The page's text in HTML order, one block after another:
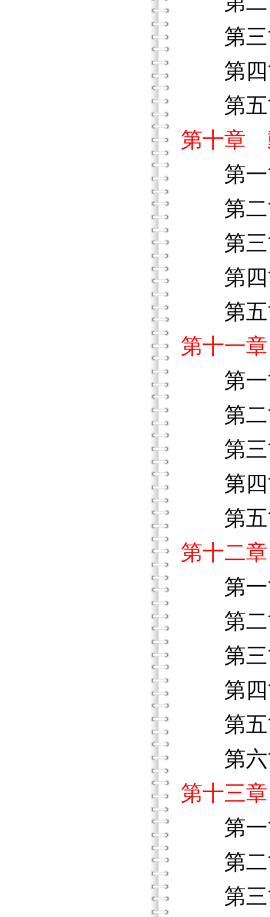
第三
第四
第五
第十章
第一
第二
第三
第四
第五
第十一
第一
第二
第三
第四
第五
第十二
第一
第二
第三
第四
第五
第六
第十三
第一
第二
第三